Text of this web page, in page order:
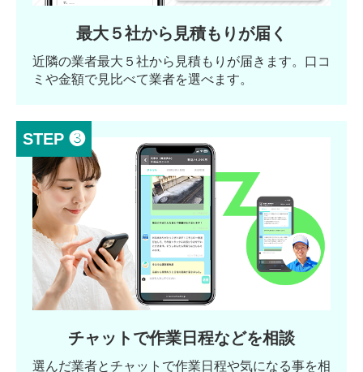
最大５社から見積もりが届く
近隣の業者最大５社から見積もりが届きます。口コ
ミや金額で見比べて業者を選べます。
STEP ❸
チャットで作業日程などを相談
選んだ業者とチャットで作業日程や気になる事を相